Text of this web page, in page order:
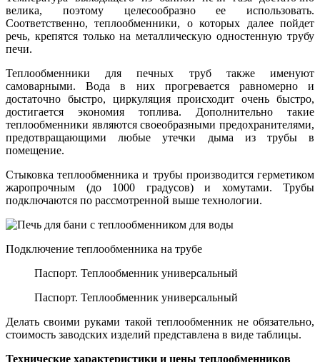
велика, поэтому целесообразно ее использовать.
Соответственно, теплообменники, о которых далее пойдет
речь, крепятся только на металлическую одностенную трубу
печи.
Теплообменники для печных труб также именуют
самоварными. Вода в них прогревается равномерно и
достаточно быстро, циркуляция происходит очень быстро,
достигается экономия топлива. Дополнительно такие
теплообменники являются своеобразными предохранителями,
предотвращающими любые утечки дыма из трубы в
помещение.
Стыковка теплообменника и трубы производится герметиком
жаропрочным (до 1000 градусов) и хомутами. Трубы
подключаются по рассмотренной выше технологии.
Подключение теплообменника на трубе
Паспорт. Теплообменник универсальный
Паспорт. Теплообменник универсальный
Делать своими руками такой теплообменник не обязательно,
стоимость заводских изделий представлена в виде таблицы.
Технические характеристики и цены теплообменников